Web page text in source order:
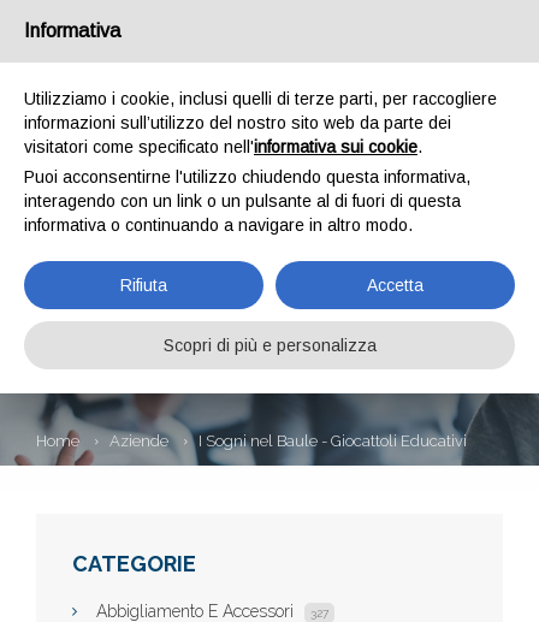
I SOGNI NEL BAULE
- GIOCATTOLI
EDUCATIVI
Home Aziende I Sogni nel Baule - Giocattoli Educativi
CATEGORIE
Abbigliamento E Accessori 327
Informativa
Utilizziamo i cookie, inclusi quelli di terze parti, per raccogliere
informazioni sull’utilizzo del nostro sito web da parte dei
visitatori come specificato nell'informativa sui cookie.
Puoi acconsentirne l'utilizzo chiudendo questa informativa,
interagendo con un link o un pulsante al di fuori di questa
informativa o continuando a navigare in altro modo.
Rifiuta Accetta
Scopri di più e personalizza